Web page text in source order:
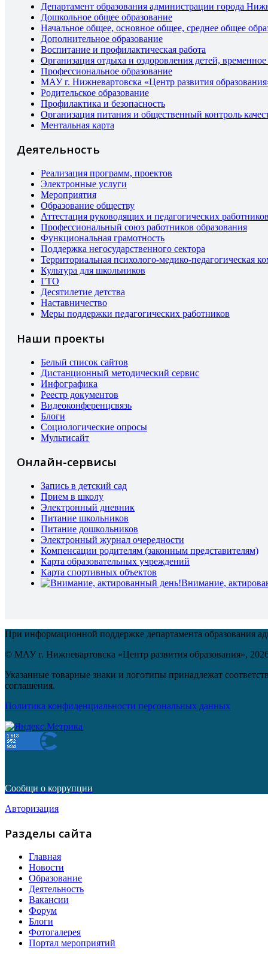
Департамент образования администрации города
Дошкольное общее образование
Начальное общее, основное общее, среднее общее
Дополнительное образование
Воспитание и профилактическая работа
Организация отдыха и оздоровления детей,
Профессиональное образование
МАУ г. Нижневартовска «Центр развития
Родительское образование
Профилактика и безопасность
Организация питания и общественный контроль
Ментальная карта
Деятельность
Реализация программ, проектов
Электронные услуги
Мероприятия
Образование обществу
Аттестация руководящих и педагогических работников
Профессиональный союз работников образования
Функциональная грамотность
Поддержка негосударственного сектора
Территориальная психолого-медико-педагогическая
Культура для школьников
ГТО
Десятилетие детства
Наставничество
Меры поддержки педагогических работников
Наши проекты
Белый список сайтов
Дистанционный методический сервис
Инфографика
Реестр документов
Видеоконференцсвязь
Блоги
Социологические опросы
Мультисайт
Онлайн-сервисы
Запись в детский сад
Прием в школу
Электронный дневник
Питание школьников
Питание дошкольников
Электронный журнал очередности
Компенсации родителям (законным представителям)
Карта образовательных учреждений
Карта спортивных объектов
Внимание,
При информационной поддержке департамента образования
© МАУ г. Нижневартовска «Центр развития образования»,
Указанные товарные знаки и логотипы принадлежат
соглашения.
Политика конфиденциальности персональных данных
Сообщи о коррупции
Авторизация
Разделы сайта
Главная
Новости
Образование
Деятельность
Вакансии
Форум
Блоги
Фотогалерея
Портал мероприятий